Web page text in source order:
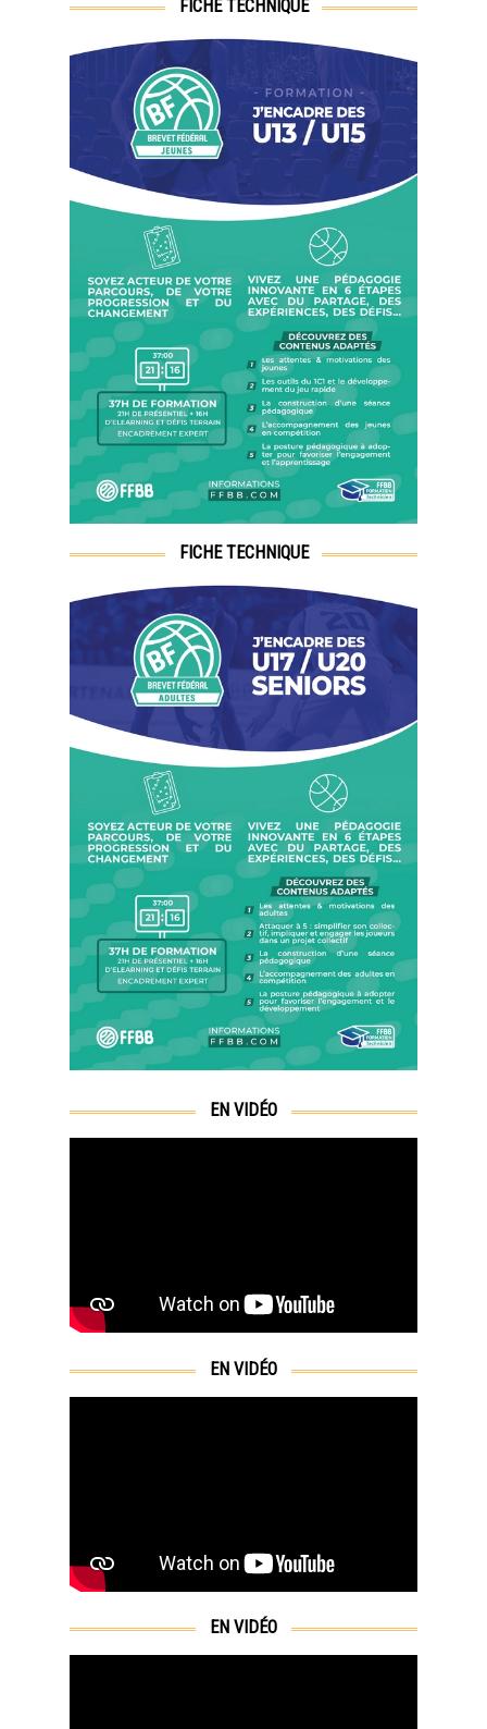
FICHE TECHNIQUE
FICHE TECHNIQUE
EN VIDÉO
EN VIDÉO
EN VIDÉO